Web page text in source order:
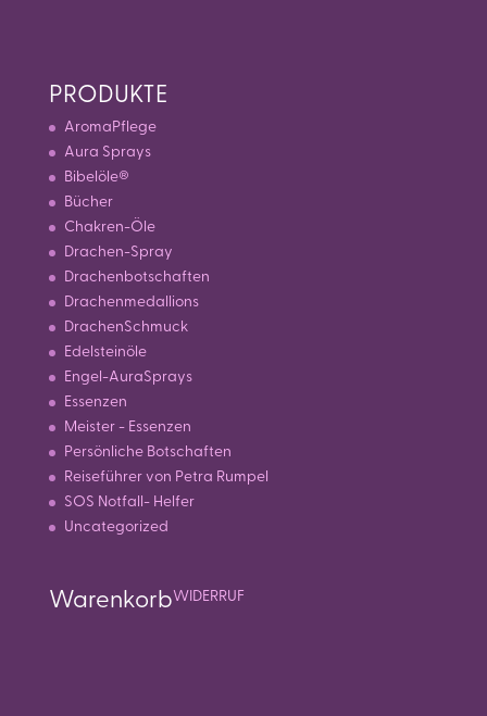
PRODUKTE
AromaPflege
Aura Sprays
Bibelöle®
Bücher
Chakren-Öle
Drachen-Spray
Drachenbotschaften
Drachenmedallions
DrachenSchmuck
Edelsteinöle
Engel-AuraSprays
Essenzen
Meister - Essenzen
Persönliche Botschaften
Reiseführer von Petra Rumpel
SOS Notfall- Helfer
Uncategorized
WarenkorbWIDERRUF